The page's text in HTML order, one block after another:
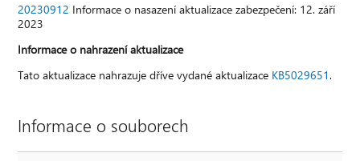
20230912 Informace o nasazení aktualizace zabezpečení: 12. září
2023
Informace o nahrazení aktualizace
Tato aktualizace nahrazuje dříve vydané aktualizace KB5029651 .
Informace o souborech